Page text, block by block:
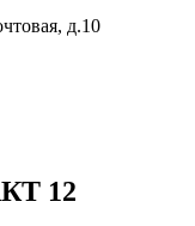
д.10
12